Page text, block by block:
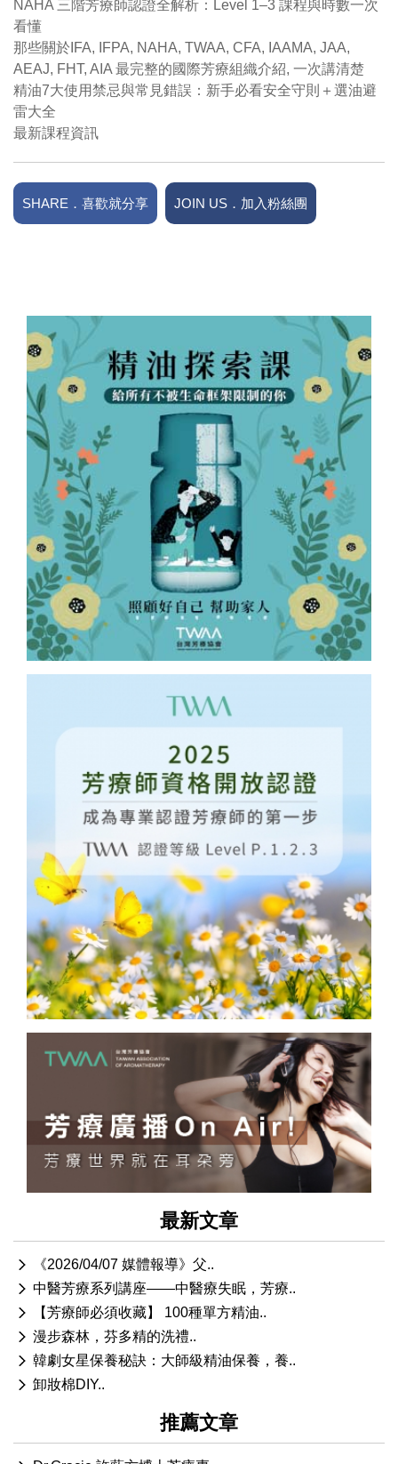
NAHA 三階芳療師認證全解析：Level 1–3 課程與時數一次
看懂
那些關於IFA, IFPA, NAHA, TWAA, CFA, IAAMA, JAA,
AEAJ, FHT, AIA 最完整的國際芳療組織介紹, 一次講清楚
精油7大使用禁忌與常見錯誤：新手必看安全守則＋選油避
雷大全
最新課程資訊
SHARE．喜歡就分享 JOIN US．加入粉絲團
最新文章
《2026/04/07 媒體報導》父..
中醫芳療系列講座——中醫療失眠，芳療..
【芳療師必須收藏】 100種單方精油..
漫步森林，芬多精的洗禮..
韓劇女星保養秘訣：大師級精油保養，養..
卸妝棉DIY..
推薦文章